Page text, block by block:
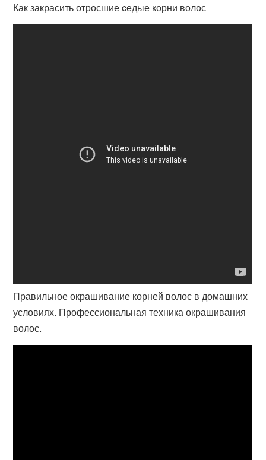
Как закрасить отросшие cедые корни волос
Правильное окрашивание корней волос в домашних
условиях. Профессиональная техника окрашивания
волос.